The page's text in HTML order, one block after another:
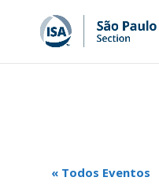
« Todos Eventos